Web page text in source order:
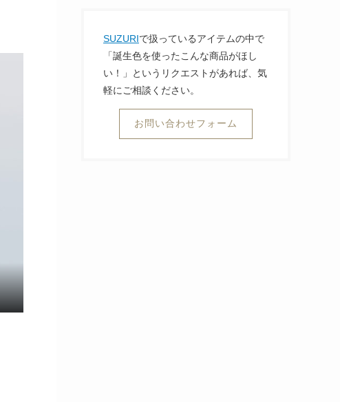
SUZURIで扱っているアイテムの中で
「誕生色を使ったこんな商品がほし
い！」というリクエストがあれば、気
軽にご相談ください。
お問い合わせフォーム